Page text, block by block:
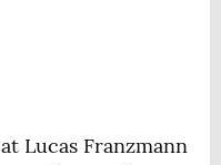
Lucas Franzmann